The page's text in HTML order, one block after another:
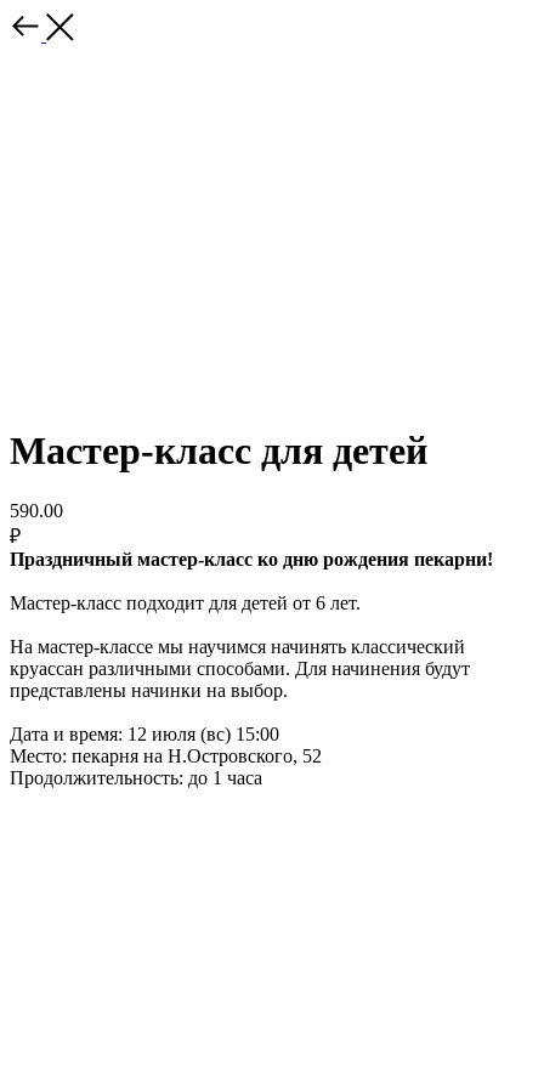
Мастер-класс для детей
590.00
₽
Праздничный мастер-класс ко дню рождения пекарни!
Мастер-класс подходит для детей от 6 лет.
На мастер-классе мы научимся начинять классический
круассан различными способами. Для начинения будут
представлены начинки на выбор.
Дата и время: 12 июля (вс) 15:00
Место: пекарня на Н.Островского, 52
Продолжительность: до 1 часа